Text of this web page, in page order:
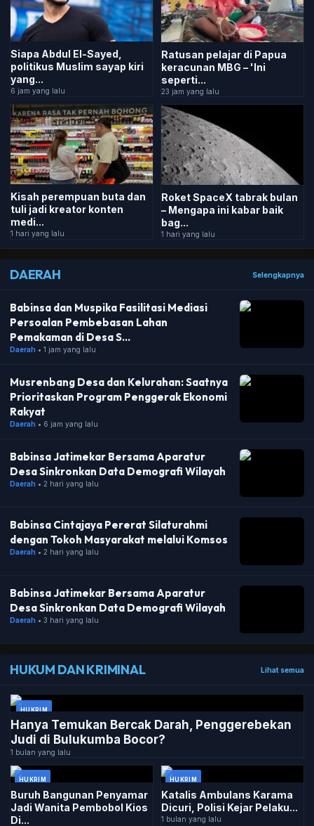
Siapa Abdul El-Sayed,
politikus Muslim sayap kiri
yang...
6 jam yang lalu
Ratusan pelajar di Papua
keracunan MBG – 'Ini
seperti...
23 jam yang lalu
Kisah perempuan buta dan
tuli jadi kreator konten
medi...
1 hari yang lalu
Roket SpaceX tabrak bulan
– Mengapa ini kabar baik
bag...
1 hari yang lalu
DAERAH Selengkapnya
Babinsa dan Muspika Fasilitasi Mediasi
Persoalan Pembebasan Lahan
Pemakaman di Desa S...
Daerah • 1 jam yang lalu
Musrenbang Desa dan Kelurahan: Saatnya
Prioritaskan Program Penggerak Ekonomi
Rakyat
Daerah • 6 jam yang lalu
Babinsa Jatimekar Bersama Aparatur
Desa Sinkronkan Data Demografi Wilayah
Daerah • 2 hari yang lalu
Babinsa Cintajaya Pererat Silaturahmi
dengan Tokoh Masyarakat melalui Komsos
Daerah • 2 hari yang lalu
Babinsa Jatimekar Bersama Aparatur
Desa Sinkronkan Data Demografi Wilayah
Daerah • 3 hari yang lalu
HUKUM DAN KRIMINAL Lihat semua
HUKRIM
Hanya Temukan Bercak Darah, Penggerebekan
Judi di Bulukumba Bocor?
1 bulan yang lalu
HUKRIM
Buruh Bangunan Penyamar
Jadi Wanita Pembobol Kios
Di...
HUKRIM
Katalis Ambulans Karama
Dicuri, Polisi Kejar Pelaku...
1 bulan yang lalu